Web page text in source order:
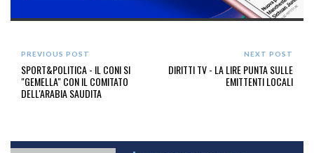
PREVIOUS POST
SPORT&POLITICA - IL CONI SI
"GEMELLA" CON IL COMITATO
NEXT POST
DIRITTI TV - LA LIRE PUNTA SULLE